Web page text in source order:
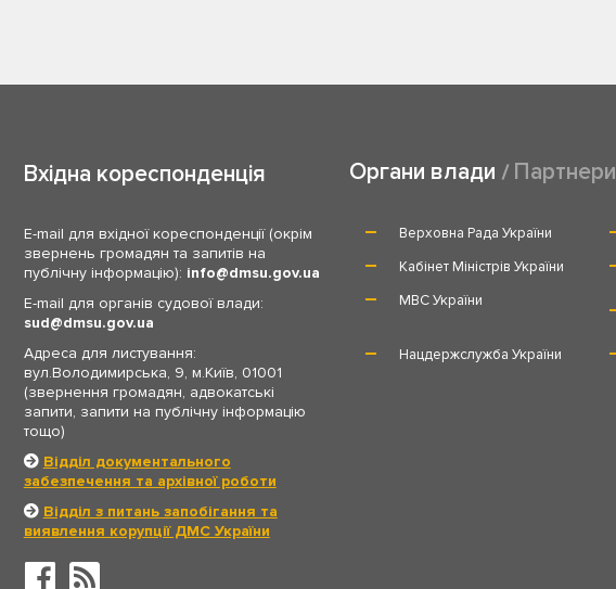
Вхідна кореспонденція
E-mail для вхідної кореспонденції (окрім
звернень громадян та запитів на
публічну інформацію): info
dmsu.gov.ua
E-mail для органів судової влади:
sud
dmsu.gov.ua
Адреса для листування:
вул.Володимирська, 9, м.Київ, 01001
(звернення громадян, адвокатські
запити, запити на публічну інформацію
тощо)
Відділ документального
забезпечення та архівної роботи
Відділ з питань запобігання та
виявлення корупції ДМС України
Органи влади Партнери
Верховна Рада України
Кабінет Міністрів України
МВС України
Нацдержслужба України